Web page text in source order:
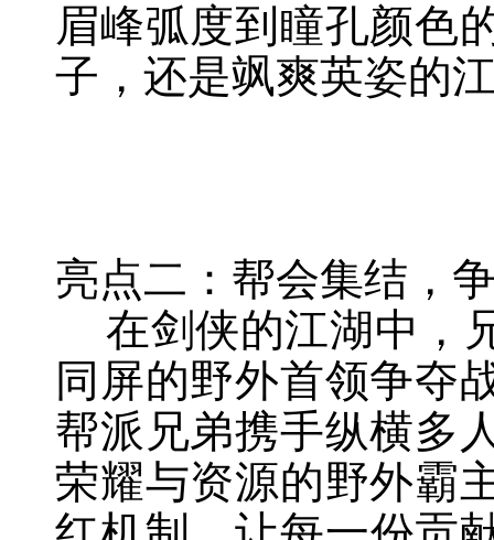
眉峰弧度到瞳孔颜色
子，还是飒爽英姿的
亮点二：帮会集结，
在剑侠的江湖中，
同屏的野外首领争夺
帮派兄弟携手纵横多
荣耀与资源的野外霸